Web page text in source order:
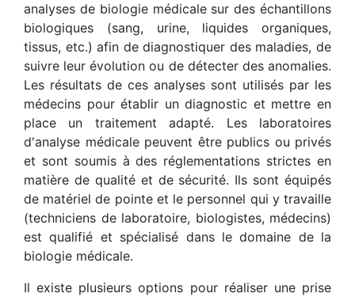
analyses de biologie médicale sur des échantillons
biologiques (sang, urine, liquides organiques,
tissus, etc.) afin de diagnostiquer des maladies, de
suivre leur évolution ou de détecter des anomalies.
Les résultats de ces analyses sont utilisés par les
médecins pour établir un diagnostic et mettre en
place un traitement adapté. Les laboratoires
d'analyse médicale peuvent être publics ou privés
et sont soumis à des réglementations strictes en
matière de qualité et de sécurité. Ils sont équipés
de matériel de pointe et le personnel qui y travaille
(techniciens de laboratoire, biologistes, médecins)
est qualifié et spécialisé dans le domaine de la
biologie médicale.
Il existe plusieurs options pour réaliser une prise